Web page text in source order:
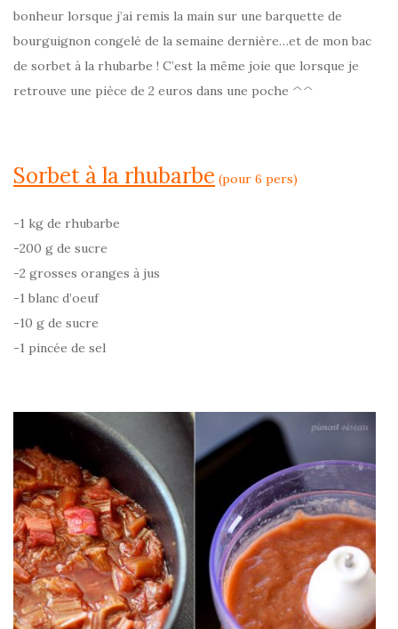
bonheur lorsque j’ai remis la main sur une barquette de
bourguignon congelé de la semaine dernière…et de mon bac
de sorbet à la rhubarbe ! C’est la même joie que lorsque je
retrouve une pièce de 2 euros dans une poche ^^
Sorbet à la rhubarbe (pour 6 pers)
-1 kg de rhubarbe
-200 g de sucre
-2 grosses oranges à jus
-1 blanc d’oeuf
-10 g de sucre
-1 pincée de sel